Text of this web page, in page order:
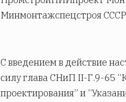
Минмонтажспецстроя
С введением в действие
силу глава СНиП II-Г.9-65
проектирования” и